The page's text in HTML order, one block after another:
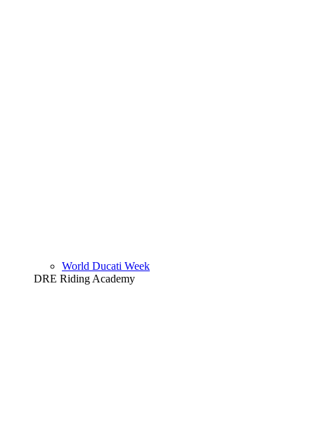
World Ducati Week
DRE Riding Academy